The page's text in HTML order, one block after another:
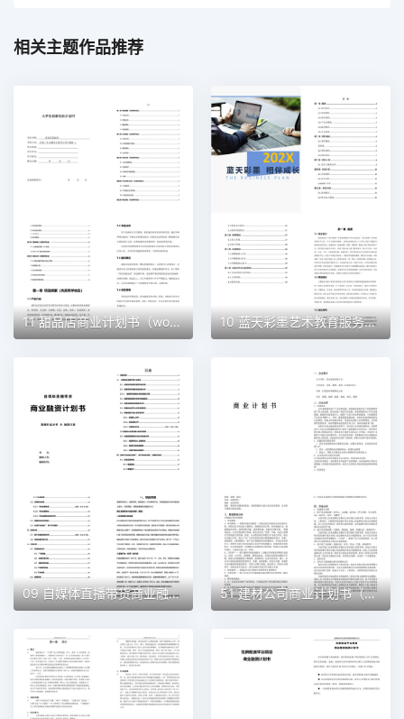
相关主题作品推荐
11 甜品店商业计划书（word+ppt配套）创业计划书word模板 10 蓝天彩墨艺术教育服务平台商业计划书（word+ppt配套）创业计划书word模板
09 自媒体直播带货商业融资计划书（word+ppt配套）创业计划书word模板 51 建材公司商业计划书（word+ppt配套）创业计划书word模板